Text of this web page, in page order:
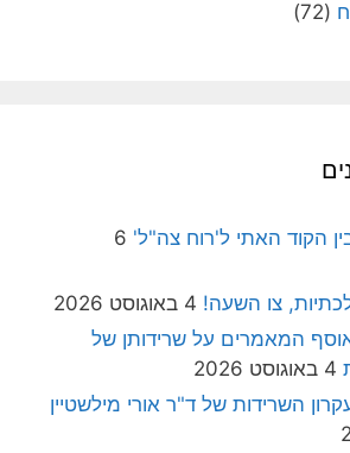
(72)
הקוד האתי ל'רוח צה"ל' 6
צו השעה! 4 באוגוסט 2026
המאמרים על שרידותן של
4 באוגוסט 2026
השרידות של ד"ר אורי מילשטיין